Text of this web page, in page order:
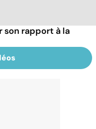
son rapport à la